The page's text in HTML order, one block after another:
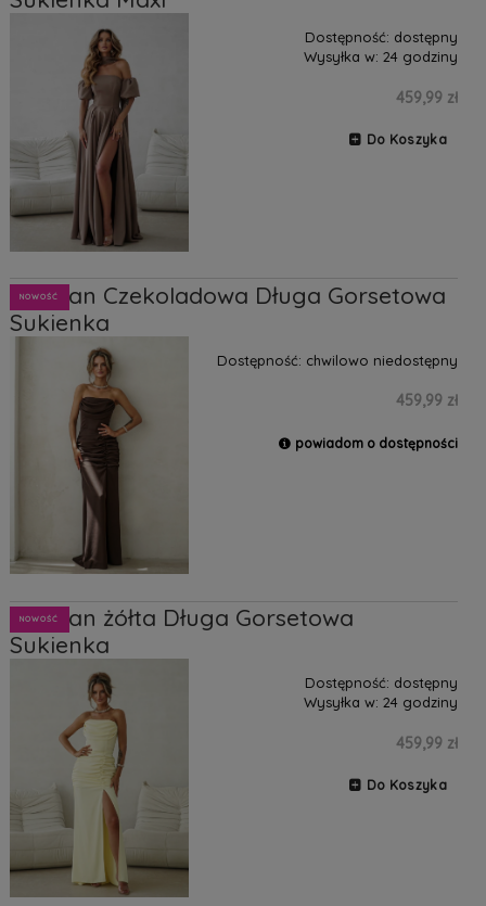
Dostępność: dostępny
Wysyłka w: 24 godziny
459,99 zł
Do Koszyka
Morgan Czekoladowa Długa Gorsetowa
Sukienka
Dostępność: chwilowo niedostępny
459,99 zł
powiadom o dostępności
NOWOŚĆ
Morgan żółta Długa Gorsetowa
Sukienka
Dostępność: dostępny
Wysyłka w: 24 godziny
459,99 zł
Do Koszyka
NOWOŚĆ